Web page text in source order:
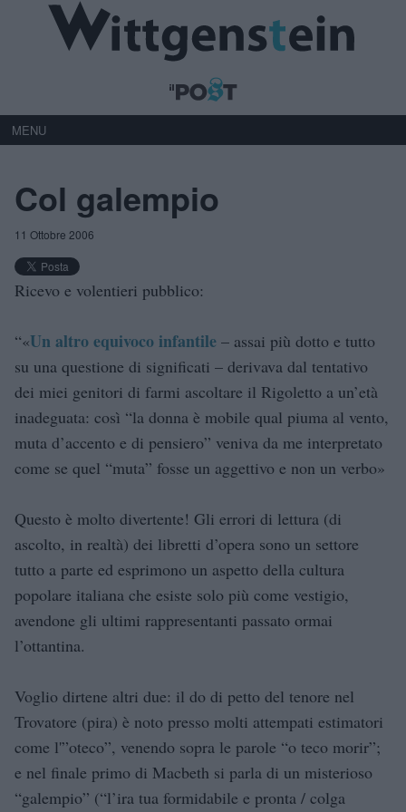
MENU
Col galempio
11 Ottobre 2006
Ricevo e volentieri pubblico:
“«Un altro equivoco infantile – assai più dotto e tutto
su una questione di significati – derivava dal tentativo
dei miei genitori di farmi ascoltare il Rigoletto a un’età
inadeguata: così “la donna è mobile qual piuma al vento,
muta d’accento e di pensiero” veniva da me interpretato
come se quel “muta” fosse un aggettivo e non un verbo»
Questo è molto divertente! Gli errori di lettura (di
ascolto, in realtà) dei libretti d’opera sono un settore
tutto a parte ed esprimono un aspetto della cultura
popolare italiana che esiste solo più come vestigio,
avendone gli ultimi rappresentanti passato ormai
l’ottantina.
Voglio dirtene altri due: il do di petto del tenore nel
Trovatore (pira) è noto presso molti attempati estimatori
come l'”oteco”, venendo sopra le parole “o teco morir”;
e nel finale primo di Macbeth si parla di un misterioso
“galempio” (“l’ira tua formidabile e pronta / colga